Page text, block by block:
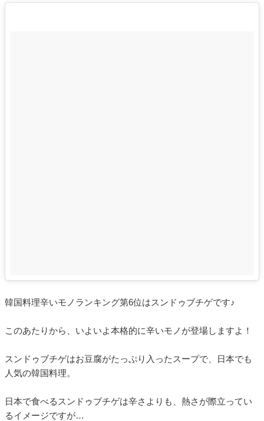
韓国料理辛いモノランキング第6位はスンドゥブチゲです♪
このあたりから、いよいよ本格的に辛いモノが登場しますよ！
スンドゥブチゲはお豆腐がたっぷり入ったスープで、日本でも
人気の韓国料理。
日本で食べるスンドゥブチゲは辛さよりも、熱さが際立ってい
るイメージですが…